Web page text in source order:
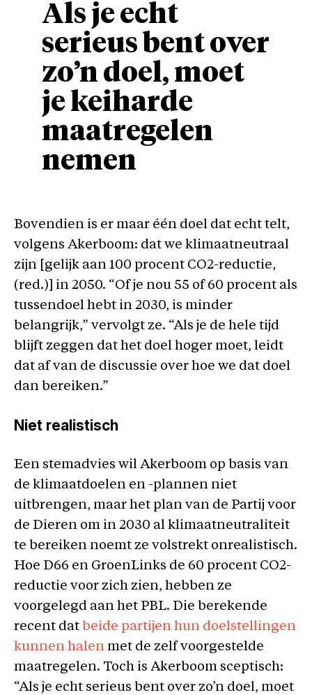
Als je echt
serieus bent over
zo’n doel, moet
je keiharde
maatregelen
nemen
Bovendien is er maar één doel dat echt telt,
volgens Akerboom: dat we klimaatneutraal
zijn [gelijk aan 100 procent CO2-reductie,
(red.)] in 2050. “Of je nou 55 of 60 procent als
tussendoel hebt in 2030, is minder
belangrijk,” vervolgt ze. “Als je de hele tijd
blijft zeggen dat het doel hoger moet, leidt
dat af van de discussie over hoe we dat doel
dan bereiken.”
Niet realistisch
Een stemadvies wil Akerboom op basis van
de klimaatdoelen en -plannen niet
uitbrengen, maar het plan van de Partij voor
de Dieren om in 2030 al klimaatneutraliteit
te bereiken noemt ze volstrekt onrealistisch.
Hoe D66 en GroenLinks de 60 procent CO2-
reductie voor zich zien, hebben ze
voorgelegd aan het PBL. Die berekende
recent dat beide partijen hun doelstellingen
kunnen halen met de zelf voorgestelde
maatregelen. Toch is Akerboom sceptisch:
“Als je echt serieus bent over zo’n doel, moet